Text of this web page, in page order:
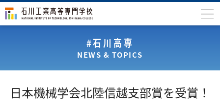
入学案内
#石川高専
NEWS & TOPICS
日本機械学会北陸信越支部賞を受賞！